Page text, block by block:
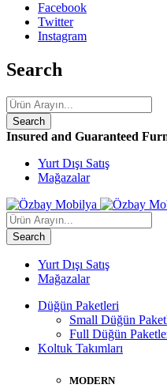
Facebook
Twitter
Instagram
Search
Insured and Guaranteed
Yurt Dışı Satış
Mağazalar
Yurt Dışı Satış
Mağazalar
Düğün Paketleri
Small Düğün
Full Düğün
Koltuk Takımları
MODERN